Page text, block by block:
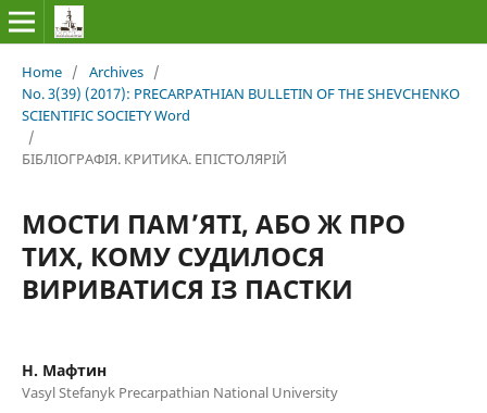
Home / Archives /
No. 3(39) (2017): PRECARPATHIAN BULLETIN OF THE SHEVCHENKO
SCIENTIFIC SOCIETY Word
/
БІБЛІОГРАФІЯ. КРИТИКА. ЕПІСТОЛЯРІЙ
МОСТИ ПАМ’ЯТІ, АБО Ж ПРО
ТИХ, КОМУ СУДИЛОСЯ
ВИРИВАТИСЯ ІЗ ПАСТКИ
Н. Мафтин
Vasyl Stefanyk Precarpathian National University